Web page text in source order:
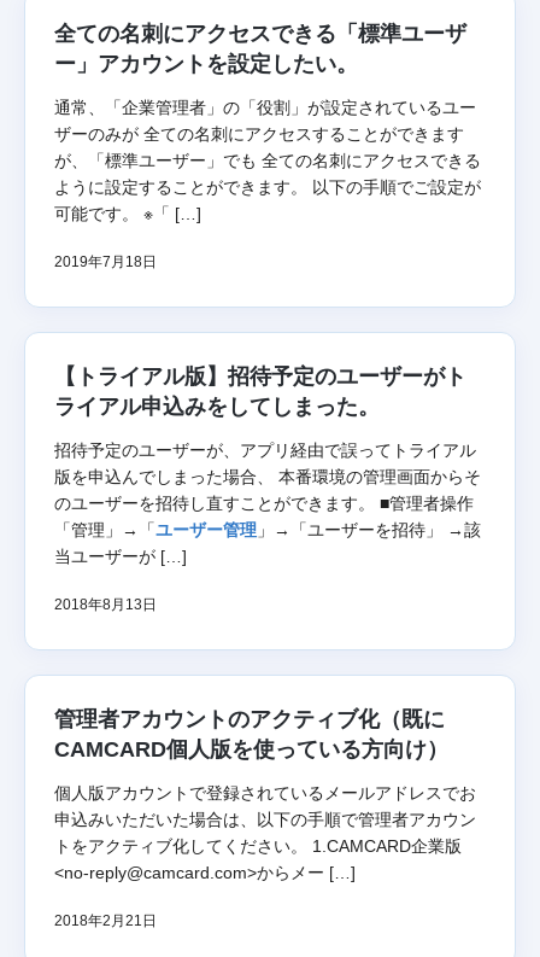
全ての名刺にアクセスできる「標準ユーザ
ー」アカウントを設定したい。
通常、「企業管理者」の「役割」が設定されているユー
ザーのみが 全ての名刺にアクセスすることができます
が、「標準ユーザー」でも 全ての名刺にアクセスできる
ように設定することができます。 以下の手順でご設定が
可能です。 ※「 […]
2019年7月18日
【トライアル版】招待予定のユーザーがト
ライアル申込みをしてしまった。
招待予定のユーザーが、アプリ経由で誤ってトライアル
版を申込んでしまった場合、 本番環境の管理画面からそ
のユーザーを招待し直すことができます。 ■管理者操作
「管理」→「ユーザー管理 」→「ユーザーを招待」 →該
当ユーザーが […]
2018年8月13日
管理者アカウントのアクティブ化（既に
CAMCARD個人版を使っている方向け）
個人版アカウントで登録されているメールアドレスでお
申込みいただいた場合は、以下の手順で管理者アカウン
トをアクティブ化してください。 1.CAMCARD企業版
<no-reply@camcard.com>からメー […]
2018年2月21日